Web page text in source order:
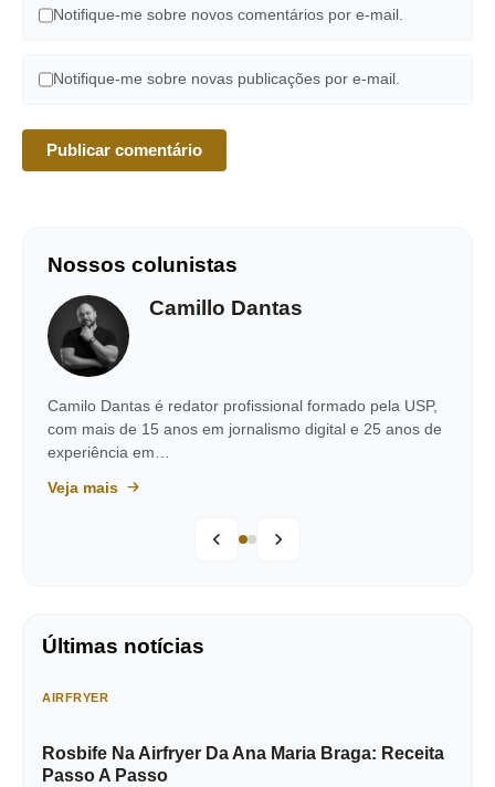
Notifique-me sobre novos comentários por e-mail.
Notifique-me sobre novas publicações por e-mail.
Nossos colunistas
Camillo Dantas
Camilo Dantas é redator profissional formado pela USP,
com mais de 15 anos em jornalismo digital e 25 anos de
experiência em…
Veja mais
Últimas notícias
AIRFRYER
Rosbife Na Airfryer Da Ana Maria Braga: Receita
Passo A Passo